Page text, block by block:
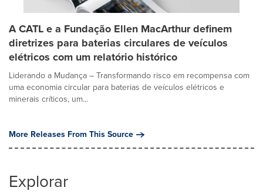
A CATL e a Fundação Ellen MacArthur definem
diretrizes para baterias circulares de veículos
elétricos com um relatório histórico
Liderando a Mudança – Transformando risco em recompensa com
uma economia circular para baterias de veículos elétricos e
minerais críticos, um...
More Releases From This Source
Explorar